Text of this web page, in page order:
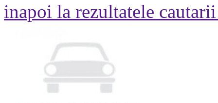
inapoi la rezultatele